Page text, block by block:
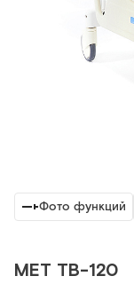
Фото функций
МЕТ ТВ-120